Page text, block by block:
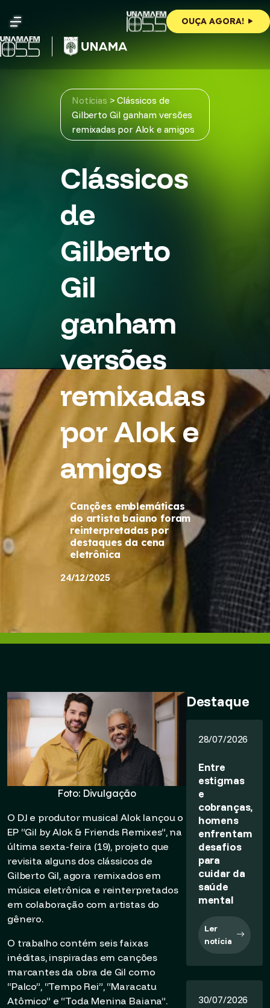
content
OUÇA AGORA!
Notícias >Clássicos de
Gilberto Gil ganham versões
remixadas por Alok e amigos
Clássicos
de
Gilberto
Gil
ganham
versões
remixadas
por Alok e
amigos
Canções emblemáticas
do artista baiano foram
reinterpretadas por
destaques da cena
eletrônica
24/12/2025
Foto: Divulgação
O DJ e produtor musical Alok lançou o
EP “Gil by Alok & Friends Remixes”, na
última sexta-feira (19), projeto que
revisita alguns dos clássicos de
Gilberto Gil, agora remixados em
música eletrônica e reinterpretados
em colaboração com artistas do
gênero.
O trabalho contém seis faixas
inéditas, inspiradas em canções
marcantes da obra de Gil como
“Palco”, “Tempo Rei”, “Maracatu
Atômico” e “Toda Menina Baiana”.
Destaque
28/07/2026
Entre
estigmas
e
cobranças,
homens
enfrentam
desafios
para
cuidar da
saúde
mental
Ler
notícia
30/07/2026